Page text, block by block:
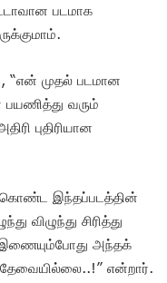
படமாக
“என் முதல் படமான
வரும்
புதிரியான
கொண்ட இந்தப்படத்தின்
விழுந்து சிரித்து
இணையும்போது அந்தக்
தேவையில்லை..!” என்றார்.